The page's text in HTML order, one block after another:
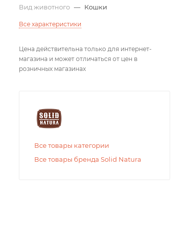
Вид животного — Кошки
Все характеристики
Цена действительна только для интернет-
магазина и может отличаться от цен в
розничных магазинах
Все товары категории
Все товары бренда Solid Natura